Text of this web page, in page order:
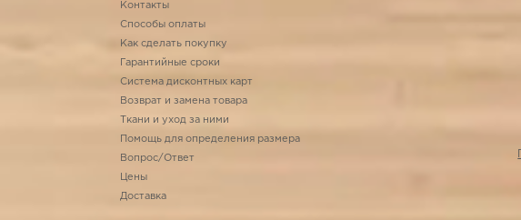
Контакты
Способы оплаты
Как сделать покупку
Гарантийные сроки
Система дисконтных карт
Возврат и замена товара
Ткани и уход за ними
Помощь для определения размера
Вопрос/Ответ
Цены
Доставка